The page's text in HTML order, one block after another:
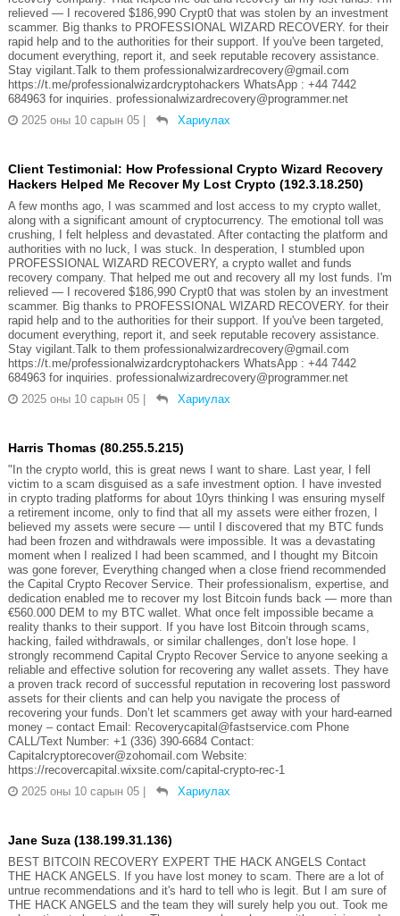
relieved — I recovered $186,990 Crypt0 that was stolen by an investment
scammer. Big thanks to PROFESSIONAL WIZARD RECOVERY. for their
rapid help and to the authorities for their support. If you've been targeted,
document everything, report it, and seek reputable recovery assistance.
Stay vigilant.Talk to them professionalwizardrecovery@gmail.com
https://t.me/professionalwizardcryptohackers WhatsApp : +44 7442
684963 for inquiries. professionalwizardrecovery@programmer.net
2025 оны 10 сарын 05
Хариулах
Client Testimonial: How Professional Crypto Wizard Recovery
Hackers Helped Me Recover My Lost Crypto (192.3.18.250)
A few months ago, I was scammed and lost access to my crypto wallet,
along with a significant amount of cryptocurrency. The emotional toll was
crushing, I felt helpless and devastated. After contacting the platform and
authorities with no luck, I was stuck. In desperation, I stumbled upon
PROFESSIONAL WIZARD RECOVERY, a crypto wallet and funds
recovery company. That helped me out and recovery all my lost funds. I'm
relieved — I recovered $186,990 Crypt0 that was stolen by an investment
scammer. Big thanks to PROFESSIONAL WIZARD RECOVERY. for their
rapid help and to the authorities for their support. If you've been targeted,
document everything, report it, and seek reputable recovery assistance.
Stay vigilant.Talk to them professionalwizardrecovery@gmail.com
https://t.me/professionalwizardcryptohackers WhatsApp : +44 7442
684963 for inquiries. professionalwizardrecovery@programmer.net
2025 оны 10 сарын 05
Хариулах
Harris Thomas (80.255.5.215)
"In the crypto world, this is great news I want to share. Last year, I fell
victim to a scam disguised as a safe investment option. I have invested
in crypto trading platforms for about 10yrs thinking I was ensuring myself
a retirement income, only to find that all my assets were either frozen, I
believed my assets were secure — until I discovered that my BTC funds
had been frozen and withdrawals were impossible. It was a devastating
moment when I realized I had been scammed, and I thought my Bitcoin
was gone forever, Everything changed when a close friend recommended
the Capital Crypto Recover Service. Their professionalism, expertise, and
dedication enabled me to recover my lost Bitcoin funds back — more than
€560.000 DEM to my BTC wallet. What once felt impossible became a
reality thanks to their support. If you have lost Bitcoin through scams,
hacking, failed withdrawals, or similar challenges, don’t lose hope. I
strongly recommend Capital Crypto Recover Service to anyone seeking a
reliable and effective solution for recovering any wallet assets. They have
a proven track record of successful reputation in recovering lost password
assets for their clients and can help you navigate the process of
recovering your funds. Don’t let scammers get away with your hard-earned
money – contact Email: Recoverycapital@fastservice.com Phone
CALL/Text Number: +1 (336) 390-6684 Contact:
Capitalcryptorecover@zohomail.com Website:
https://recovercapital.wixsite.com/capital-crypto-rec-1
2025 оны 10 сарын 05
Хариулах
Jane Suza (138.199.31.136)
BEST BITCOIN RECOVERY EXPERT THE HACK ANGELS Contact
THE HACK ANGELS. If you have lost money to scam. There are a lot of
untrue recommendations and it's hard to tell who is legit. But I am sure of
THE HACK ANGELS and the team they will surely help you out. Took me